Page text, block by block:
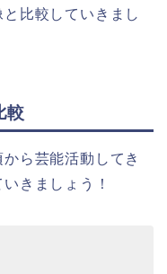
比較していきまし
較
ら芸能活動してき
きましょう！